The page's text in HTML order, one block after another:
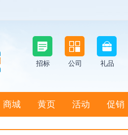
招标 公司 礼品
商城 黄页 活动 促销